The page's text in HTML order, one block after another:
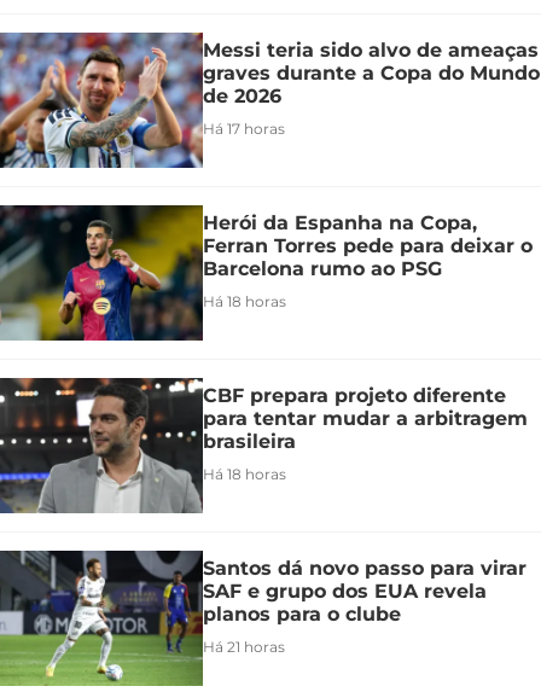
Messi teria sido alvo de ameaças
graves durante a Copa do Mundo
de 2026
Há 17 horas
Herói da Espanha na Copa,
Ferran Torres pede para deixar o
Barcelona rumo ao PSG
Há 18 horas
CBF prepara projeto diferente
para tentar mudar a arbitragem
brasileira
Há 18 horas
Santos dá novo passo para virar
SAF e grupo dos EUA revela
planos para o clube
Há 21 horas